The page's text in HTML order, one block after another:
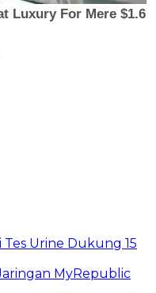
Tes Urine Dukung 15
MyRepublic